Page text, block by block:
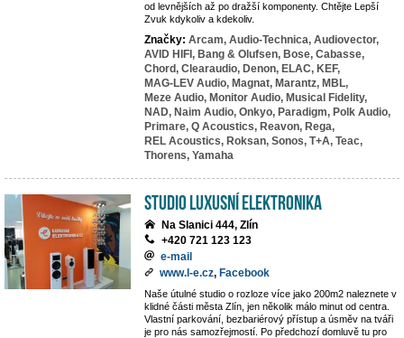
od levnějších až po dražší komponenty. Chtějte Lepší
Zvuk kdykoliv a kdekoliv.
Značky: Arcam, Audio-Technica, Audiovector,
AVID HIFI, Bang & Olufsen, Bose, Cabasse,
Chord, Clearaudio, Denon, ELAC, KEF,
MAG-LEV Audio, Magnat, Marantz, MBL,
Meze Audio, Monitor Audio, Musical Fidelity,
NAD, Naim Audio, Onkyo, Paradigm, Polk Audio,
Primare, Q Acoustics, Reavon, Rega,
REL Acoustics, Roksan, Sonos, T+A, Teac,
Thorens, Yamaha
Studio Luxusní elektronika
Na Slanici 444, Zlín
+420 721 123 123
e-mail
www.l-e.cz, Facebook
Naše útulné studio o rozloze více jako 200m2 naleznete v
klidné části města Zlín, jen několik málo minut od centra.
Vlastní parkování, bezbariérový přístup a úsměv na tváři
je pro nás samozřejmostí. Po předchozí domluvě tu pro